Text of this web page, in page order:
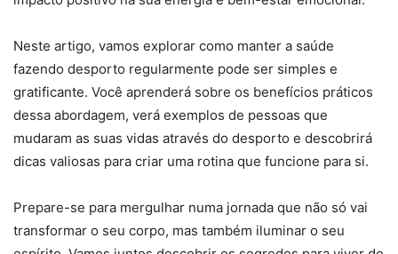
Neste artigo, vamos explorar como manter a saúde
fazendo desporto regularmente pode ser simples e
gratificante. Você aprenderá sobre os benefícios práticos
dessa abordagem, verá exemplos de pessoas que
mudaram as suas vidas através do desporto e descobrirá
dicas valiosas para criar uma rotina que funcione para si.
Prepare-se para mergulhar numa jornada que não só vai
transformar o seu corpo, mas também iluminar o seu